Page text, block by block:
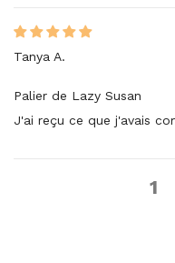
Tanya A.
Palier de Lazy Susan
J'ai reçu ce que j'avais
1